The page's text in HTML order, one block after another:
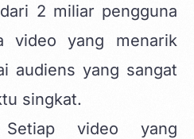
2 miliar pengguna
video yang menarik
audiens yang sangat
singkat.
video yang